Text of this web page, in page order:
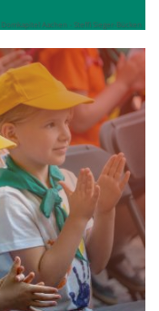
Aachen - Steffi Sieger-Bücken